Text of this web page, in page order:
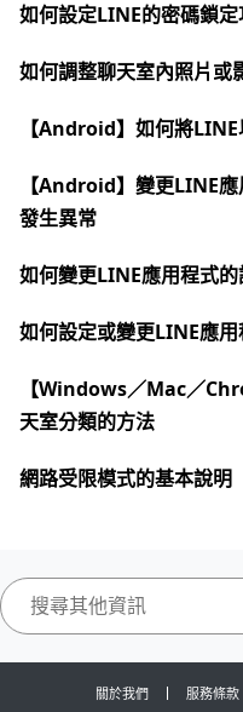
如何設定LINE的密碼鎖定
如何調整聊天室內照片或
【Android】如何將
【Android】變更LINE
發生異常
如何變更LINE應用程式的
如何設定或變更LINE應用
【Windows／Mac／
天室分類的方法
網路受限模式的基本說明
關於我們 服務條款